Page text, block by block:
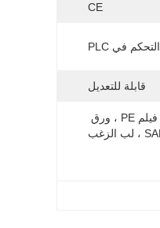
CE
التحكم في PLC
قابلة للتعديل